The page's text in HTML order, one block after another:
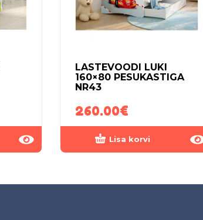
LASTEVOODI LUKI
160×80 PESUKASTIGA
NR43
260.00€
Lisa korvi